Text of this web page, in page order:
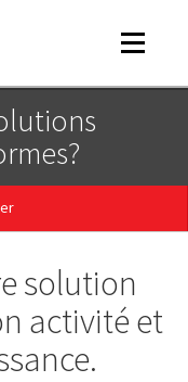
Toggle
solution
activité et